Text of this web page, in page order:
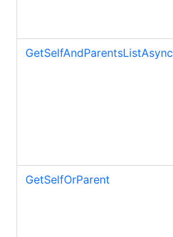
GetSelfAndParentsListAsync
GetSelfOrParent